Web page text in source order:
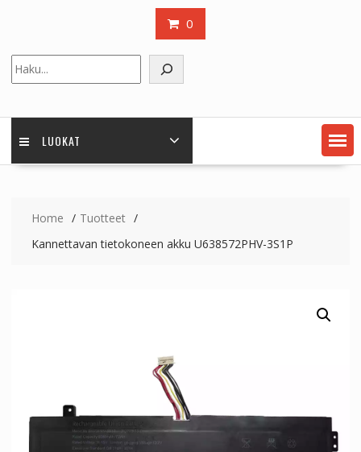
0
LUOKAT
Home
Tuotteet
Kannettavan tietokoneen akku U638572PHV-3S1P